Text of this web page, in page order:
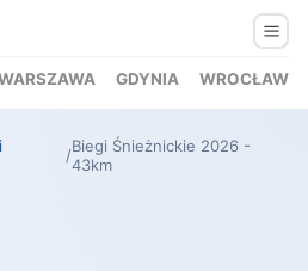
GDYNIA WROCŁAW
/Biegi Śnieżnickie 2026 -
43km